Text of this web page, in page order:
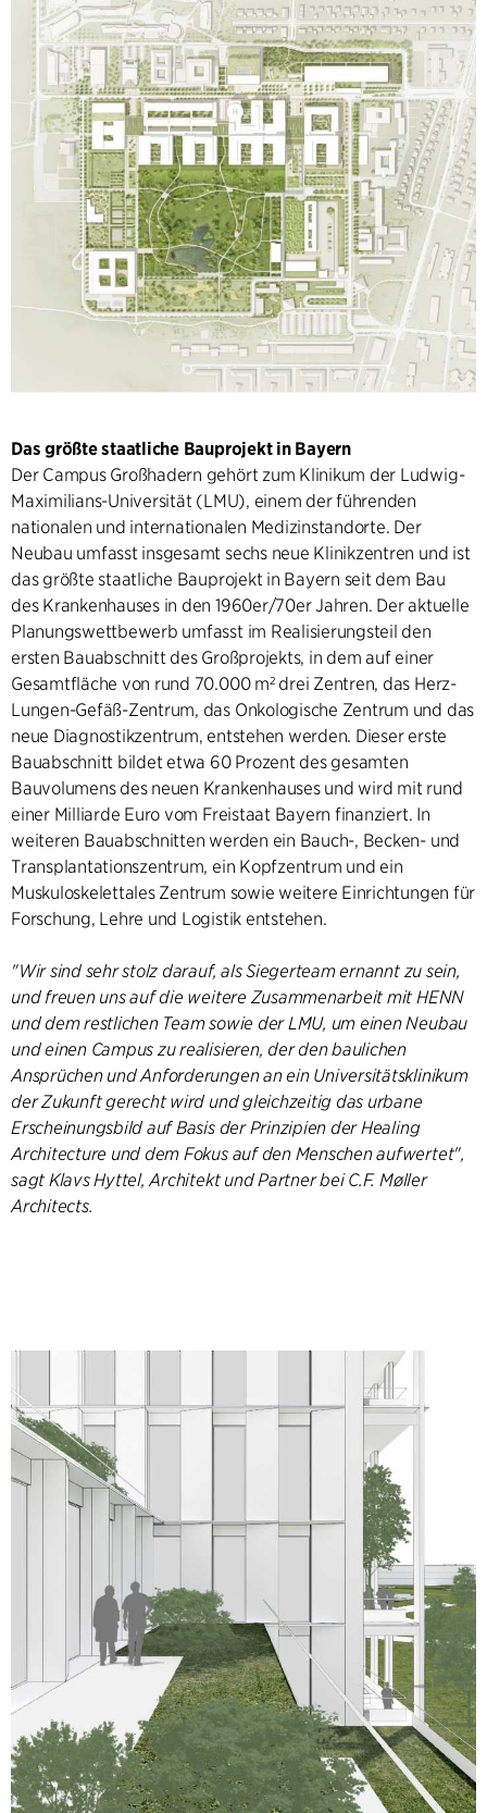
Das größte staatliche Bauprojekt in Bayern
Der Campus Großhadern gehört zum Klinikum der Ludwig-
Maximilians-Universität (LMU), einem der führenden
nationalen und internationalen Medizinstandorte. Der
Neubau umfasst insgesamt sechs neue Klinikzentren und ist
das größte staatliche Bauprojekt in Bayern seit dem Bau
des Krankenhauses in den 1960er/70er Jahren. Der aktuelle
Planungswettbewerb umfasst im Realisierungsteil den
ersten Bauabschnitt des Großprojekts, in dem auf einer
Gesamtfläche von rund 70.000 m² drei Zentren, das Herz-
Lungen-Gefäß-Zentrum, das Onkologische Zentrum und das
neue Diagnostikzentrum, entstehen werden. Dieser erste
Bauabschnitt bildet etwa 60 Prozent des gesamten
Bauvolumens des neuen Krankenhauses und wird mit rund
einer Milliarde Euro vom Freistaat Bayern finanziert. In
weiteren Bauabschnitten werden ein Bauch-, Becken- und
Transplantationszentrum, ein Kopfzentrum und ein
Muskuloskelettales Zentrum sowie weitere Einrichtungen für
Forschung, Lehre und Logistik entstehen.
"Wir sind sehr stolz darauf, als Siegerteam ernannt zu sein,
und freuen uns auf die weitere Zusammenarbeit mit HENN
und dem restlichen Team sowie der LMU, um einen Neubau
und einen Campus zu realisieren, der den baulichen
Ansprüchen und Anforderungen an ein Universitätsklinikum
der Zukunft gerecht wird und gleichzeitig das urbane
Erscheinungsbild auf Basis der Prinzipien der Healing
Architecture und dem Fokus auf den Menschen aufwertet",
sagt Klavs Hyttel, Architekt und Partner bei C.F. Møller
Architects.